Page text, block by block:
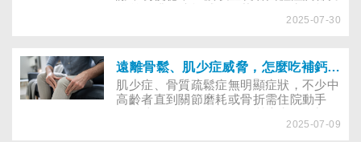
或易嗆咳而疏忽補水，更是夏日中暑不適
2025-07-30
遠離骨鬆、肌少症威脅，怎麼吃補鈣又增肌
肌少症、骨質疏鬆症無明顯症狀，不少中
高齡者直到關節磨耗或骨折需住院動手
日後殘疾或失能風險。快來了解哪些NG
2025-07-09